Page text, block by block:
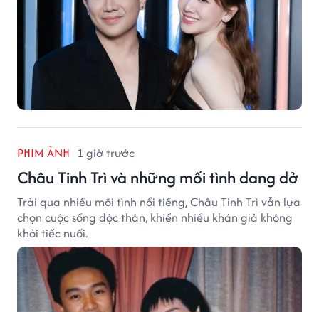
PHIM ẢNH 1 giờ trước
Châu Tinh Trì và những mối tình dang dở
Trải qua nhiều mối tình nổi tiếng, Châu Tinh Trì vẫn lựa
chọn cuộc sống độc thân, khiến nhiều khán giả không
khỏi tiếc nuối.